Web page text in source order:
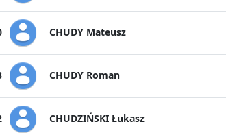
CHUDY Mateusz
CHUDY Roman
CHUDZIŃSKI Łukasz